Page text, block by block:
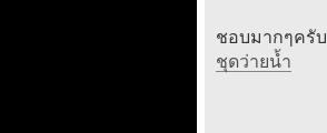
ชอบมากๆครับ
ชุดว่ายน้ำ